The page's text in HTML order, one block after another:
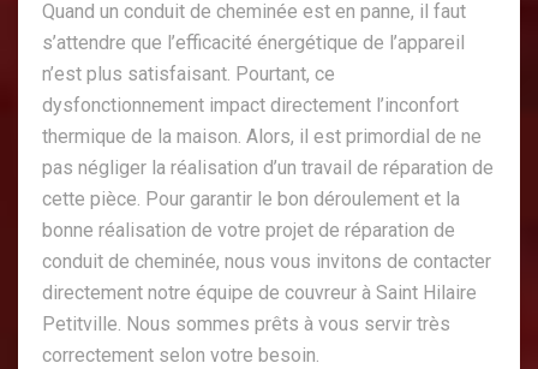
Quand un conduit de cheminée est en panne, il faut
s’attendre que l’efficacité énergétique de l’appareil
n’est plus satisfaisant. Pourtant, ce
dysfonctionnement impact directement l’inconfort
thermique de la maison. Alors, il est primordial de ne
pas négliger la réalisation d’un travail de réparation de
cette pièce. Pour garantir le bon déroulement et la
bonne réalisation de votre projet de réparation de
conduit de cheminée, nous vous invitons de contacter
directement notre équipe de couvreur à Saint Hilaire
Petitville. Nous sommes prêts à vous servir très
correctement selon votre besoin.